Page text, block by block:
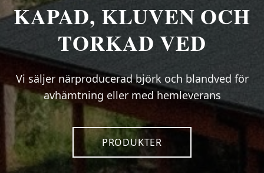
KAPAD, KLUVEN OCH
TORKAD VED
Vi säljer närproducerad björk och blandved för
avhämtning eller med hemleverans
PRODUKTER